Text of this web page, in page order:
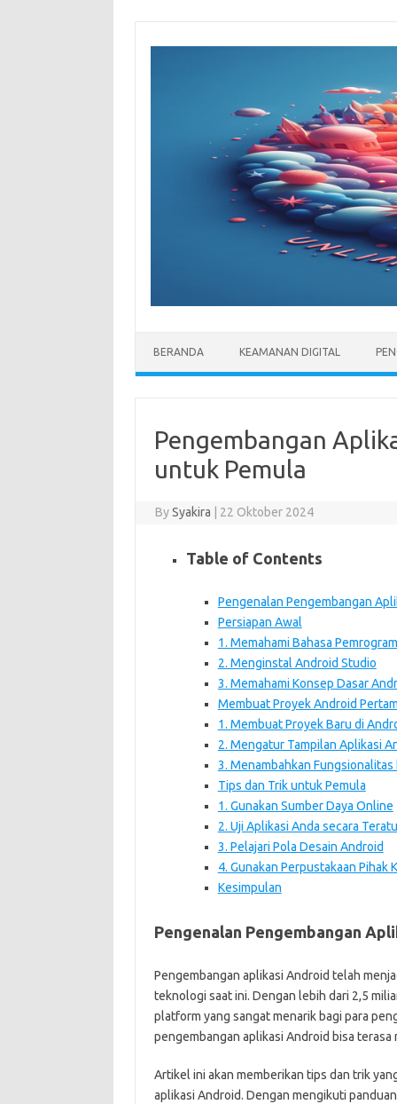
BERANDA KEAMANAN DIGITAL
Pengembangan
untuk Pemula
BySyakira 22 Oktober 2024
Table of Contents
Pengenalan Pengembangan
Persiapan Awal
1. Memahami Bahasa
2. Menginstal Android Studio
3. Memahami Konsep Dasar
Membuat Proyek Android
1. Membuat Proyek Baru di
2. Mengatur Tampilan Aplikasi
3. Menambahkan Fungsionalitas
Tips dan Trik untuk Pemula
1. Gunakan Sumber Daya Online
2. Uji Aplikasi Anda secara
3. Pelajari Pola Desain Android
4. Gunakan Perpustakaan Pihak
Kesimpulan
Pengenalan Pengembangan
Pengembangan aplikasi Android telah
teknologi saat ini. Dengan lebih dari 2,5
platform yang sangat menarik bagi para
pengembangan aplikasi Android bisa
Artikel ini akan memberikan tips dan trik
aplikasi Android. Dengan mengikuti